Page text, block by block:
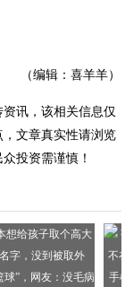
（编辑：喜羊羊）
讯，该相关信息仅
文章真实性请浏览
投资需谨慎！